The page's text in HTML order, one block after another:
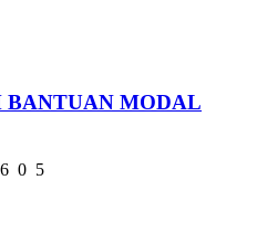
BANTUAN MODAL
0 5